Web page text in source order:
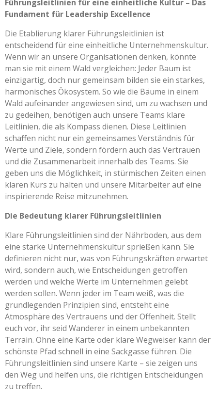
Führungsleitlinien für eine einheitliche Kultur – Das
Fundament für Leadership Excellence
Die Etablierung klarer Führungsleitlinien ist
entscheidend für eine einheitliche Unternehmenskultur.
Wenn wir an unsere Organisationen denken, könnte
man sie mit einem Wald vergleichen: Jeder Baum ist
einzigartig, doch nur gemeinsam bilden sie ein starkes,
harmonisches Ökosystem. So wie die Bäume in einem
Wald aufeinander angewiesen sind, um zu wachsen und
zu gedeihen, benötigen auch unsere Teams klare
Leitlinien, die als Kompass dienen. Diese Leitlinien
schaffen nicht nur ein gemeinsames Verständnis für
Werte und Ziele, sondern fördern auch das Vertrauen
und die Zusammenarbeit innerhalb des Teams. Sie
geben uns die Möglichkeit, in stürmischen Zeiten einen
klaren Kurs zu halten und unsere Mitarbeiter auf eine
inspirierende Reise mitzunehmen.
Die Bedeutung klarer Führungsleitlinien
Klare Führungsleitlinien sind der Nährboden, aus dem
eine starke Unternehmenskultur sprießen kann. Sie
definieren nicht nur, was von Führungskräften erwartet
wird, sondern auch, wie Entscheidungen getroffen
werden und welche Werte im Unternehmen gelebt
werden sollen. Wenn jeder im Team weiß, was die
grundlegenden Prinzipien sind, entsteht eine
Atmosphäre des Vertrauens und der Offenheit. Stellt
euch vor, ihr seid Wanderer in einem unbekannten
Terrain. Ohne eine Karte oder klare Wegweiser kann der
schönste Pfad schnell in eine Sackgasse führen. Die
Führungsleitlinien sind unsere Karte – sie zeigen uns
den Weg und helfen uns, die richtigen Entscheidungen
zu treffen.